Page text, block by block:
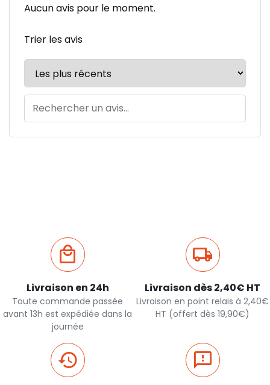
Aucun avis pour le moment.
Trier les avis
Livraison en 24h
Toute commande passée
avant 13h est expédiée dans la
journée
Livraison dès 2,40€ HT
Livraison en point relais à 2,40€
HT (offert dès 19,90€)